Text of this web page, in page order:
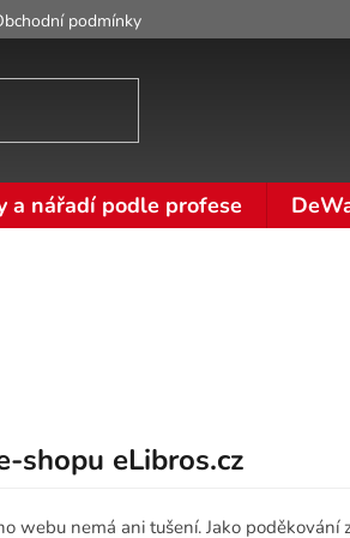
podmínky
a nářadí podle profese
shopu eLibros.cz
webu nemá ani tušení. Jako poděkování